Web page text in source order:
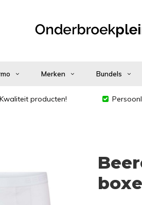
Merken Bundels
Kwaliteit producten!